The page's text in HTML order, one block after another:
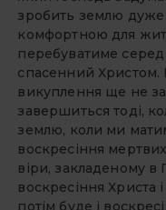
зробить землю
комфортною для
перебуватиме
спасенний
викуплення ще не
завершиться тоді,
землю, коли ми
воскресіння
віри, закладеному в
воскресіння Христа
потім буде і